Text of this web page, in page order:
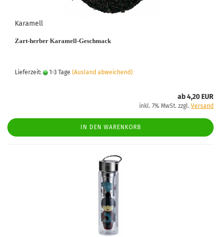
Karamell
Zart-herber Karamell-Geschmack
Lieferzeit: 1-3 Tage (Ausland abweichend)
ab 4,20 EUR
inkl. 7% MwSt. zzgl. Versand
IN DEN WARENKORB